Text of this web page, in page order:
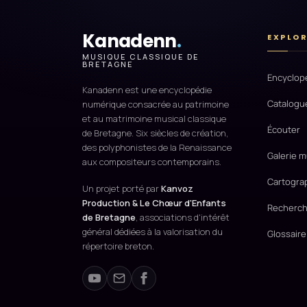
Kanadenn.
MUSIQUE CLASSIQUE DE
BRETAGNE
Kanadenn est une encyclopédie
numérique consacrée au patrimoine
et au matrimoine musical classique
de Bretagne. Six siècles de création,
des polyphonistes de la Renaissance
aux compositeurs contemporains.
Un projet porté parKanvoz
Production & Le Chœur d'Enfants
de Bretagne, associations d'intérêt
général dédiées à la valorisation du
répertoire breton.
Écouter
Galerie
Glossaire